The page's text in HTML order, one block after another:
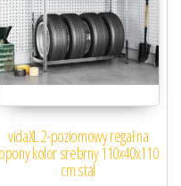
vidaXL 2-poziomowy regał na
opony kolor srebrny 110x40x110
cm stal